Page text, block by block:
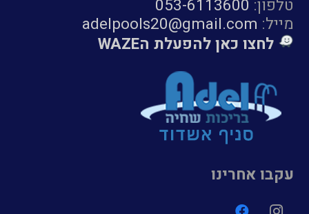
טלפון: 053-6113600
מייל: adelpools20@gmail.com
לחצו כאן להפעלת הWAZE
עקבו אחרינו